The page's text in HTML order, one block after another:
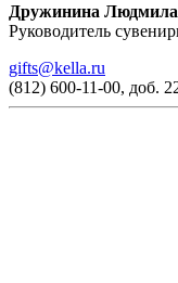
Дружинина Людмила
Руководитель
gifts@kella.ru
(812) 600-11-00, доб.